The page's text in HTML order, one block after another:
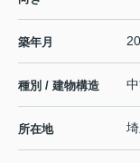
築年月
種別 / 建物構造
所在地